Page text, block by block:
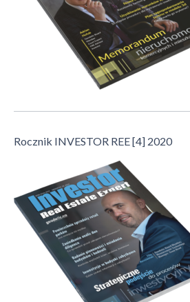
Rocznik INVESTOR REE [4] 2020